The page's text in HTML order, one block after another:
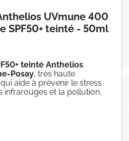
UVmune 400
SPF50+ teinté - 50ml
teinté Anthelios
Posay, très haute
aide à prévenir le stress
infrarouges et la pollution.